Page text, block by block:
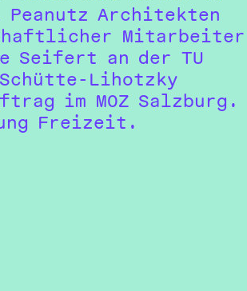
Architekten
Mitarbeiter
Seifert an der TU
Lihotzky
im MOZ Salzburg.
Freizeit.